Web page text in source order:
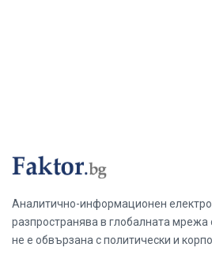
Аналитично-информационен
разпространява в глобалната
не е обвързана с политически и